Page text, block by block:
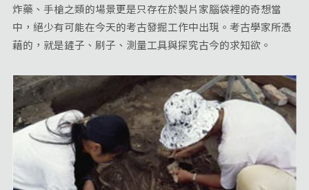
炸藥、手槍之類的場景更是只存在於製片家腦袋裡的奇想當
中，絕少有可能在今天的考古發掘工作中出現。考古學家所憑
藉的，就是鏟子、刷子、測量工具與探究古今的求知欲。